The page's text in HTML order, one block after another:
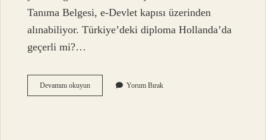
Tanıma Belgesi, e-Devlet kapısı üzerinden
alınabiliyor. Türkiye’deki diploma Hollanda’da
geçerli mi?…
Devamını okuyunTürkiye
Diploması
Yorum Bırak